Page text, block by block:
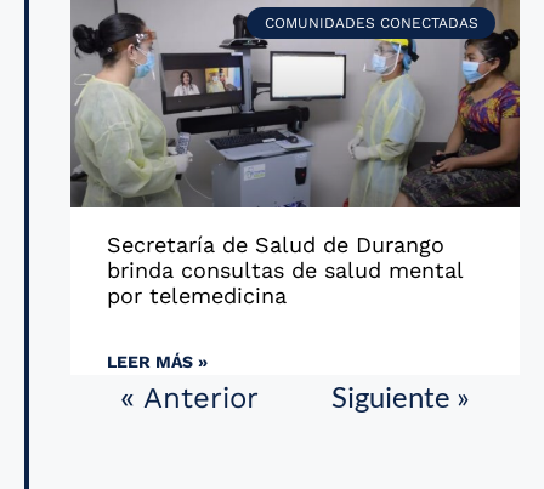
COMUNIDADES CONECTADAS
Secretaría de Salud de Durango
brinda consultas de salud mental
por telemedicina
LEER MÁS »
« Anterior Siguiente »